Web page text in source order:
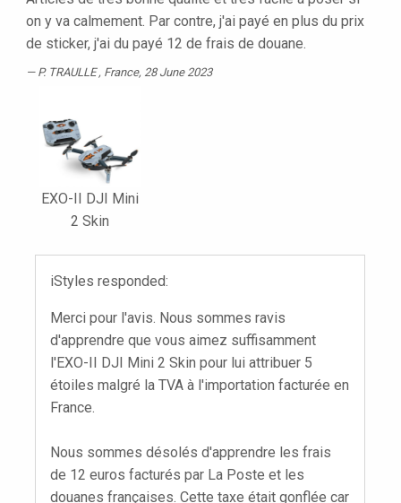
on y va calmement. Par contre, j'ai payé en plus du prix
de sticker, j'ai du payé 12 de frais de douane.
P. TRAULLE, France, 28 June 2023
EXO-II DJI Mini
2 Skin
iStyles responded:
Merci pour l'avis. Nous sommes ravis
d'apprendre que vous aimez suffisamment
l'EXO-II DJI Mini 2 Skin pour lui attribuer 5
étoiles malgré la TVA à l'importation facturée en
France.
Nous sommes désolés d'apprendre les frais
de 12 euros facturés par La Poste et les
douanes françaises. Cette taxe était gonflée car